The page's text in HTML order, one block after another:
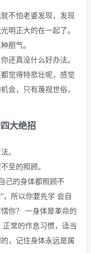
不怕老婆发现，发现
明正大的在一起了。
胆气。
还真没什么好办法。
觉得特悲壮呢，感觉
会，只有蔑视世俗，
大绝招
。
至的照顾。
己的身体都照顾不
，所以你要先学 会自
你？ 一身体是革命的
常的作息习惯，适当
，记住身体永远是属